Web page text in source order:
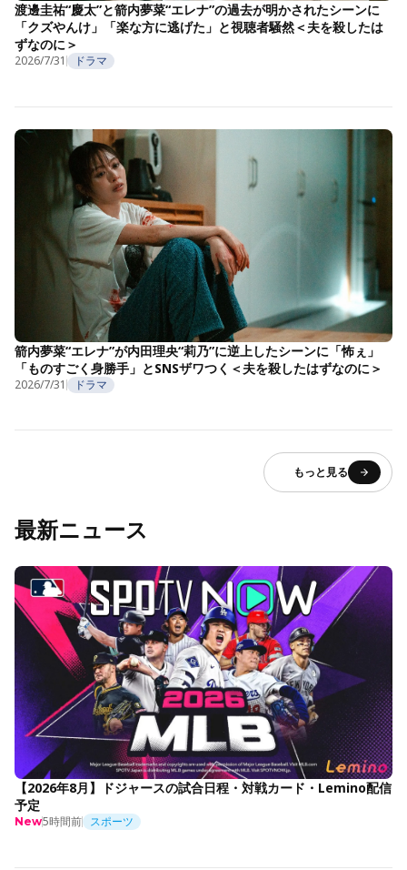
渡邊圭祐“慶太”と箭内夢菜“エレナ”の過去が明かされたシーンに
「クズやんけ」「楽な方に逃げた」と視聴者騒然＜夫を殺したは
ずなのに＞
2026/7/31 ドラマ
箭内夢菜“エレナ”が内田理央“莉乃”に逆上したシーンに「怖ぇ」
「ものすごく身勝手」とSNSザワつく＜夫を殺したはずなのに＞
2026/7/31 ドラマ
もっと見る
最新ニュース
【2026年8月】ドジャースの試合日程・対戦カード・Lemino配信
予定
New5時間前 スポーツ